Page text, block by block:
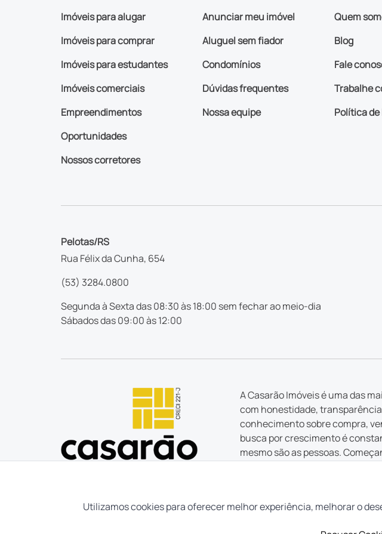
Imóveis para alugar
Imóveis para comprar
Imóveis para estudantes
Imóveis comerciais
Empreendimentos
Oportunidades
Nossos corretores
Anunciar meu imóvel
Aluguel sem fiador
Condomínios
Dúvidas frequentes
Nossa equipe
Quem
Blog
Fale
Trabalhe
Política
Pelotas/RS
Rua Félix da Cunha, 654
(53) 3284.0800
Segunda à Sexta das 08:30 às 18:00 sem fechar ao meio-dia
Sábados das 09:00 às 12:00
A Casarão Imóveis é uma das
com honestidade,
conhecimento sobre compra,
busca por crescimento é
mesmo são as pessoas.
tem um lugar para você”.
Utilizamos cookies para oferecer melhor experiência, melhorar o